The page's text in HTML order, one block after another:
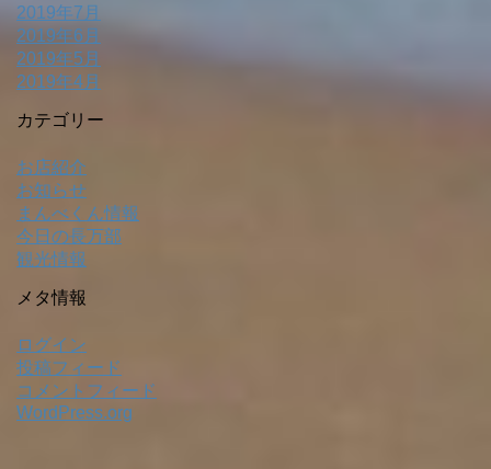
2019年7月
2019年6月
2019年5月
2019年4月
カテゴリー
お店紹介
お知らせ
まんべくん情報
今日の長万部
観光情報
メタ情報
ログイン
投稿フィード
コメントフィード
WordPress.org